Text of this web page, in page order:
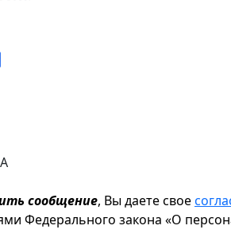
сообщение, Вы даете свое
Федерального закона «О